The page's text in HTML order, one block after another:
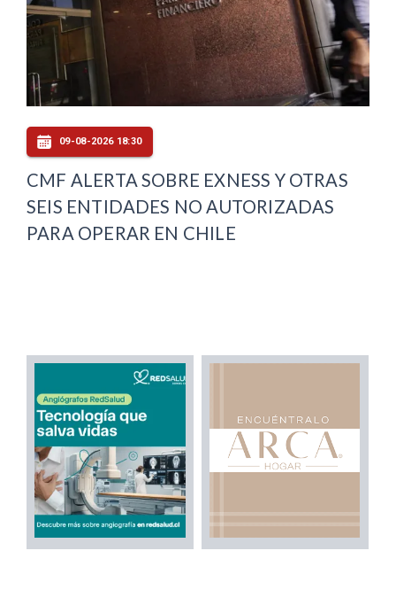
09-08-2026 18:30
CMF ALERTA SOBRE EXNESS Y OTRAS
SEIS ENTIDADES NO AUTORIZADAS
PARA OPERAR EN CHILE